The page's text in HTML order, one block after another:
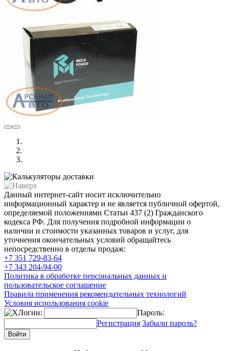
Данный интернет-сайт носит исключительно
информационный характер и не является публичной офертой,
определяемой положениями Статьи 437 (2) Гражданского
кодекса РФ. Для получения подробной информации о
наличии и стоимости указанных товаров и услуг, для
уточнения окончательных условий обращайтесь
непосредственно в отделы продаж:
+7 351 729-83-64
+7 343 204-94-00
Политика в обработке персональных данных и
пользовательское соглашение
Правила применения рекомендательных технологий
Условия использования cookie
Логин:
Пароль:
Регистрация Забыли пароль?